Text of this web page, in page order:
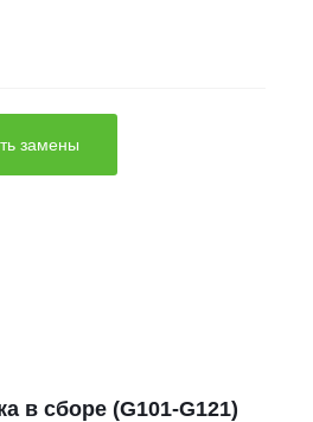
замены
в сборе (G101-G121)